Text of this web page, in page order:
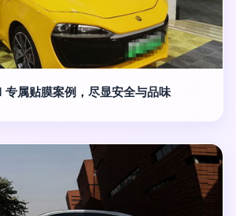
专属贴膜案例，尽显安全与品味